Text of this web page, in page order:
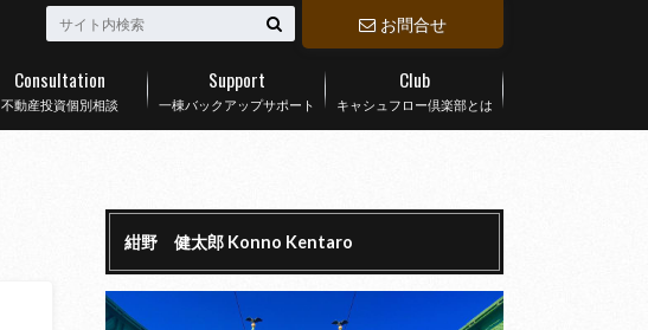
お問合せ
不動産投資個別相談
Consultation
一棟バックアップサポート
Support
キャシュフロー倶楽部とは
Club
紺野 健太郎 Konno Kentaro